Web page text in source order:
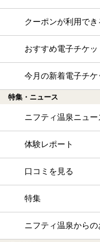
クーポンが利用で
おすすめ電子チケ
今月の新着電子チ
特集・ニュース
ニフティ温泉ニュー
体験レポート
口コミを見る
特集
ニフティ温泉から